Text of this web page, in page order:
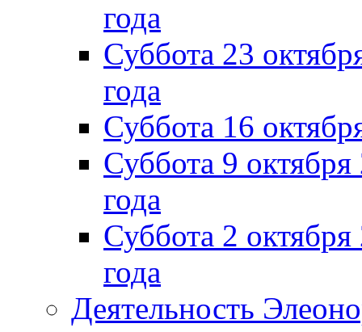
года
Суббота 23
года
Суббота 16
Суббота 9
года
Суббота 2
года
Деятельность